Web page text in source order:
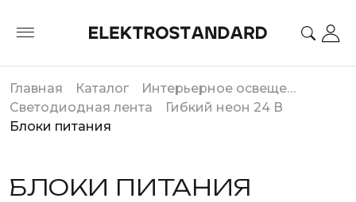
Главная Каталог
Интерьерное освещение
Светодиодная лента
Гибкий неон 24 В
Блоки питания
БЛОКИ ПИТАНИЯ